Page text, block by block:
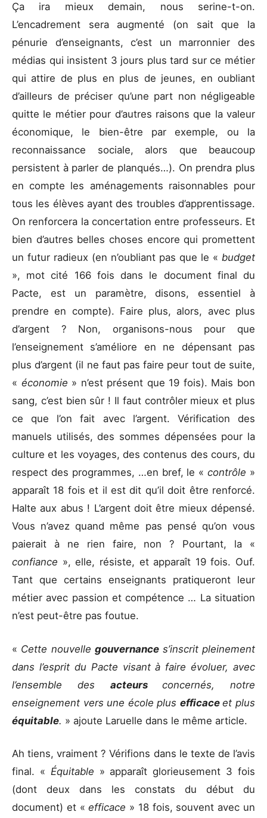
Ça ira mieux demain, nous serine-t-on.
L’encadrement sera augmenté (on sait que la
pénurie d’enseignants, c’est un marronnier des
médias qui insistent 3 jours plus tard sur ce métier
qui attire de plus en plus de jeunes, en oubliant
d’ailleurs de préciser qu’une part non négligeable
quitte le métier pour d’autres raisons que la valeur
économique, le bien-être par exemple, ou la
reconnaissance sociale, alors que beaucoup
persistent à parler de planqués…). On prendra plus
en compte les aménagements raisonnables pour
tous les élèves ayant des troubles d’apprentissage.
On renforcera la concertation entre professeurs. Et
bien d’autres belles choses encore qui promettent
un futur radieux (en n’oubliant pas que le « budget
», mot cité 166 fois dans le document final du
Pacte, est un paramètre, disons, essentiel à
prendre en compte). Faire plus, alors, avec plus
d’argent ? Non, organisons-nous pour que
l’enseignement s’améliore en ne dépensant pas
plus d’argent (il ne faut pas faire peur tout de suite,
« économie » n’est présent que 19 fois). Mais bon
sang, c’est bien sûr ! Il faut contrôler mieux et plus
ce que l’on fait avec l’argent. Vérification des
manuels utilisés, des sommes dépensées pour la
culture et les voyages, des contenus des cours, du
respect des programmes, …en bref, le «contrôle »
apparaît 18 fois et il est dit qu’il doit être renforcé.
Halte aux abus ! L’argent doit être mieux dépensé.
Vous n’avez quand même pas pensé qu’on vous
paierait à ne rien faire, non ? Pourtant, la «
confiance », elle, résiste, et apparaît 19 fois. Ouf.
Tant que certains enseignants pratiqueront leur
métier avec passion et compétence … La situation
n’est peut-être pas foutue.
« Cette nouvellegouvernance s’inscrit pleinement
dans l’esprit du Pacte visant à faire évoluer, avec
l’ensemble des acteursconcernés, notre
enseignement vers une école plus efficaceet plus
équitable. » ajoute Laruelle dans le même article.
Ah tiens, vraiment ? Vérifions dans le texte de l’avis
final. « Équitable » apparaît glorieusement 3 fois
(dont deux dans les constats du début du
document) et «efficace » 18 fois, souvent avec un